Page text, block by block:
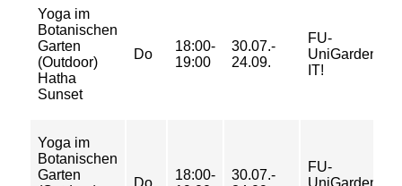
Yoga im
Botanischen
Garten
(Outdoor)
Hatha
Sunset
Do
18:00-
19:00
30.07.-
24.09.
FU-
IT!
Yoga im
Botanischen
Garten
Do
18:00-
30.07.-
FU-